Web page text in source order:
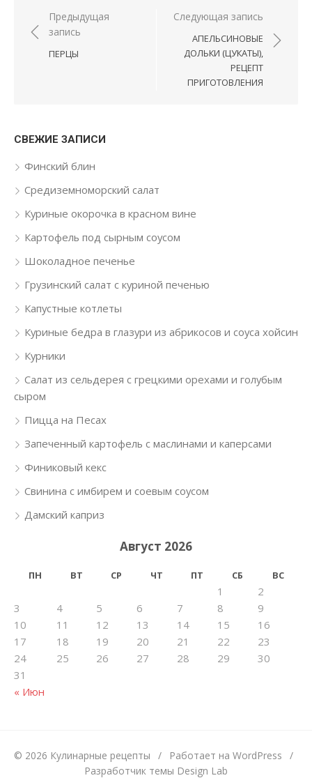
Навигация по записям
Предыдущая
запись
ПЕРЦЫ
Следующая запись
АПЕЛЬСИНОВЫЕ
ДОЛЬКИ (ЦУКАТЫ),
РЕЦЕПТ
ПРИГОТОВЛЕНИЯ
СВЕЖИЕ ЗАПИСИ
Финский блин
Средиземноморский салат
Куриные окорочка в красном вине
Картофель под сырным соусом
Шоколадное печенье
Грузинский салат с куриной печенью
Капустные котлеты
Куриные бедра в глазури из абрикосов и соуса хойсин
Курники
Салат из сельдерея с грецкими орехами и голубым
сыром
Пицца на Песах
Запеченный картофель с маслинами и каперсами
Финиковый кекс
Свинина с имбирем и соевым соусом
Дамский каприз
Август 2026
ПН ВТ СР ЧТ ПТ СБ ВС
« Июн
1
2
3
4 5 6 7 8
9
10
11 12 13 14 15
16
17
18 19 20 21 22
23
24
25 26 27 28 29
30
31
© 2026 Кулинарные рецепты / Работает на WordPress
/
Разработчик темы Design Lab